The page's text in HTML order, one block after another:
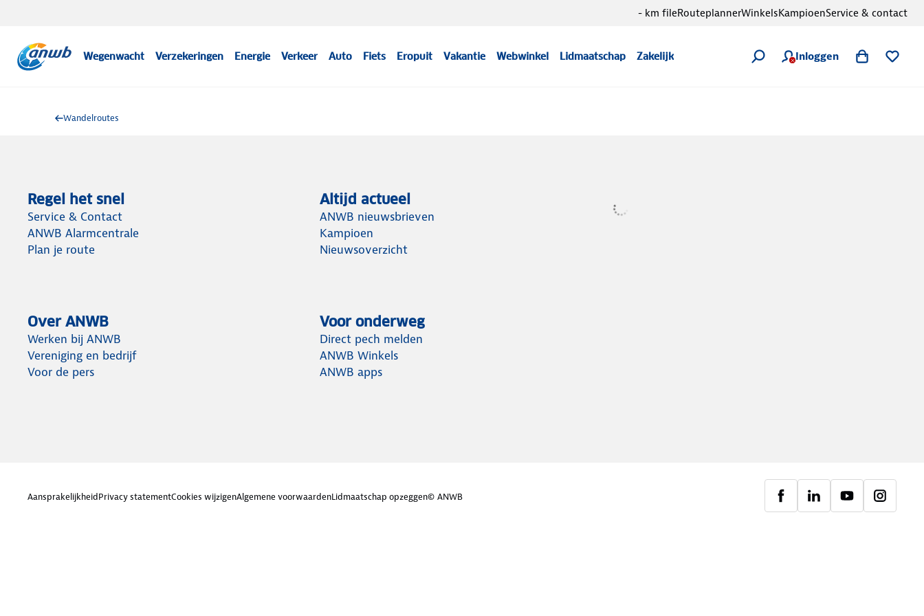
Wegenwacht Verzekeringen Energie Verkeer Auto Fiets Eropuit Vakantie Webwinkel Lidmaatschap Zakelijk Inloggen
- km fileRouteplannerWinkelsKampioenService & contact
Wandelroutes
Regel het snel
Service & Contact
ANWB Alarmcentrale
Plan je route
Altijd actueel
ANWB nieuwsbrieven
Kampioen
Nieuwsoverzicht
Over ANWB
Werken bij ANWB
Vereniging en bedrijf
Voor de pers
Voor onderweg
Direct pech melden
ANWB Winkels
ANWB apps
AansprakelijkheidPrivacy statementCookies wijzigenAlgemene voorwaardenLidmaatschap opzeggen© ANWB